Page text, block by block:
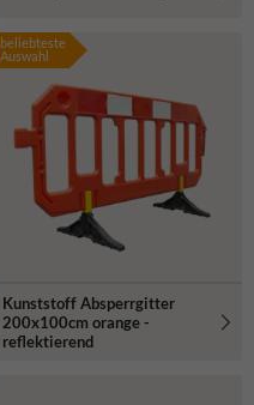
beliebteste
Auswahl
Kunststoff Absperrgitter
200x100cm orange -
reflektierend